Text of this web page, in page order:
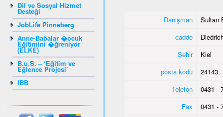
Dil ve Sosyal Hizmet
Desteği
JobLife Pinneberg
Anne-Babalar �ocuk
Eğitimini �ğreniyor
(ELKE)
B.u.S. – ‘Eğitim ve
Eğlence Projesi’
IBB
Danışman
Sultan
cadde
Şehir
Kiel
posta kodu
24143
Telefon
0431 -
Fax
0431 -